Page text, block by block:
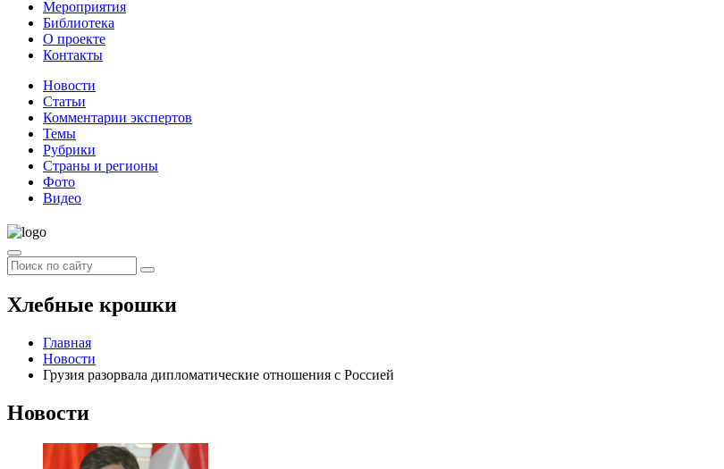
Мероприятия
Библиотека
О проекте
Контакты
Новости
Статьи
Комментарии экспертов
Темы
Рубрики
Страны и регионы
Фото
Видео
Хлебные крошки
Главная
Новости
Грузия разорвала дипломатические отношения с Россией
Новости